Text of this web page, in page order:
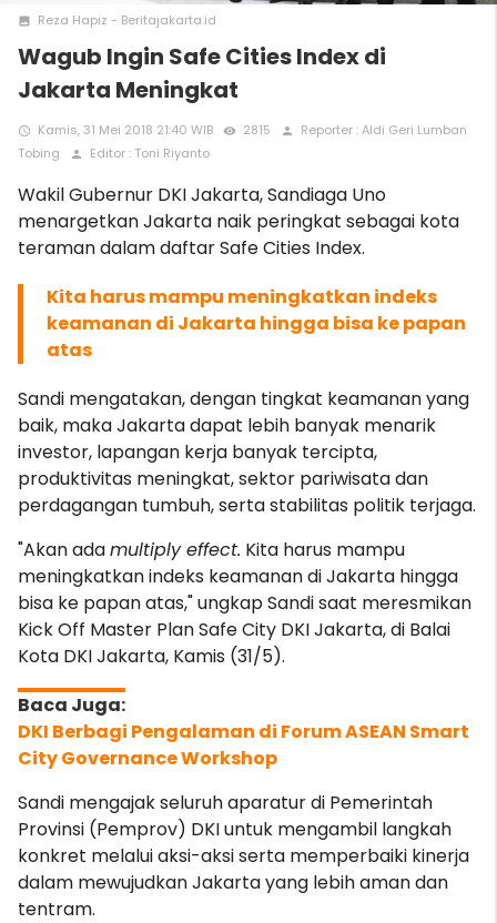
photo Reza Hapiz - Beritajakarta.id
Wagub Ingin Safe Cities Index di
Jakarta Meningkat
access_time Kamis, 31 Mei 2018 21:40 WIB remove_red_eye 2815 person
Reporter : Aldi Geri Lumban
Tobing
person Editor : Toni Riyanto
Wakil Gubernur DKI Jakarta, Sandiaga Uno
menargetkan Jakarta naik peringkat sebagai kota
teraman dalam daftar Safe Cities Index.
Kita harus mampu meningkatkan indeks
keamanan di Jakarta hingga bisa ke papan
atas
Sandi mengatakan, dengan tingkat keamanan yang
baik, maka Jakarta dapat lebih banyak menarik
investor, lapangan kerja banyak tercipta,
produktivitas meningkat, sektor pariwisata dan
perdagangan tumbuh, serta stabilitas politik terjaga.
"Akan adamultiply effect. Kita harus mampu
meningkatkan indeks keamanan di Jakarta hingga
bisa ke papan atas," ungkap Sandi saat meresmikan
Kick Off Master Plan Safe City DKI Jakarta, di Balai
Kota DKI Jakarta, Kamis (31/5).
DKI Berbagi Pengalaman di Forum ASEAN Smart
City Governance Workshop
Sandi mengajak seluruh aparatur di Pemerintah
Provinsi (Pemprov) DKI untuk mengambil langkah
konkret melalui aksi-aksi serta memperbaiki kinerja
dalam mewujudkan Jakarta yang lebih aman dan
tentram.